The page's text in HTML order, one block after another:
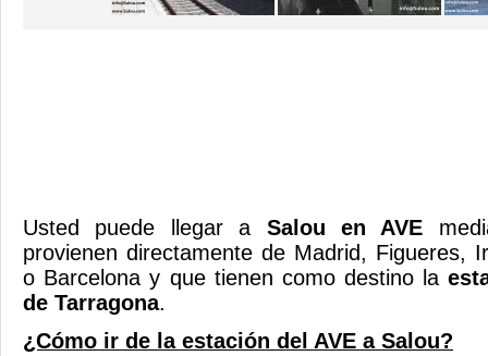
Usted puede llegar a Salou en AVE
provienen directamente de Madrid, Figueres,
o Barcelona y que tienen como destino la
de Tarragona.
¿Cómo ir de la estación del AVE a Salou?